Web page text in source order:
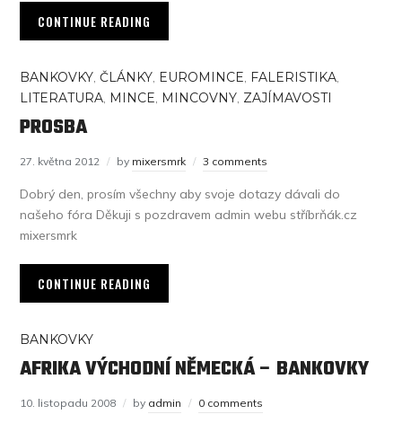
CONTINUE READING
BANKOVKY ,ČLÁNKY EUROMINCE FALERISTIKA
LITERATURA MINCE MINCOVNY ZAJÍMAVOSTI
PROSBA
27. května 2012 by mixersmrk 3 comments
Dobrý den, prosím všechny aby svoje dotazy dávali do
našeho fóra Děkuji s pozdravem admin webu stříbrňák.cz
mixersmrk
CONTINUE READING
BANKOVKY
AFRIKA VÝCHODNÍ NĚMECKÁ – BANKOVKY
10. listopadu 2008 by admin 0 comments